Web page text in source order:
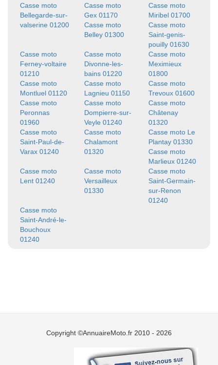
Casse moto
Bellegarde-sur-
valserine 01200
Casse moto
Gex 01170
Casse moto
Miribel 01700
Casse moto
Belley 01300
Casse moto
Saint-genis-
pouilly 01630
Casse moto
Ferney-voltaire
01210
Casse moto
Divonne-les-
bains 01220
Casse moto
Meximieux
01800
Casse moto
Montluel 01120
Casse moto
Lagnieu 01150
Casse moto
Trevoux 01600
Casse moto
Peronnas
01960
Casse moto
Dompierre-sur-
Veyle 01240
Casse moto
Châtenay
01320
Casse moto
Saint-Paul-de-
Varax 01240
Casse moto
Chalamont
01320
Casse moto Le
Plantay 01330
Casse moto
Marlieux 01240
Casse moto
Lent 01240
Casse moto
Versailleux
01330
Casse moto
Saint-Germain-
sur-Renon
01240
Casse moto
Saint-André-le-
Bouchoux
01240
Copyright ©AnnuaireMoto.fr 2010 - 2026